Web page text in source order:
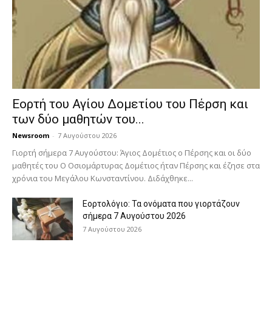
Εορτή του Αγίου Δομετίου του Πέρση και
των δύο μαθητών του...
Newsroom - 7 Αυγούστου 2026
Γιορτή σήμερα 7 Αυγούστου: Άγιος Δομέτιος ο Πέρσης και οι δύο
μαθητές του Ο Oσιομάρτυρας Δομέτιος ήταν Πέρσης και έζησε στα
χρόνια του Μεγάλου Κωνσταντίνου. Διδάχθηκε...
Εορτολόγιο: Τα ονόματα που γιορτάζουν
σήμερα 7 Αυγούστου 2026
7 Αυγούστου 2026